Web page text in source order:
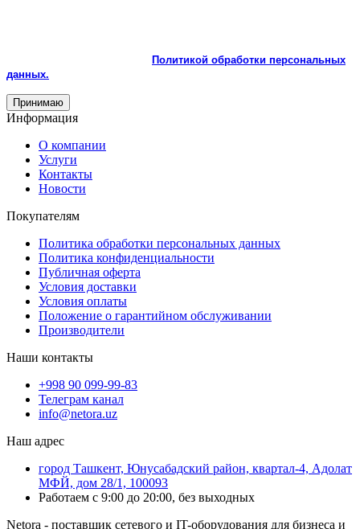
Политикой обработки персональных
данных.
Принимаю
Информация
О компании
Услуги
Контакты
Новости
Покупателям
Политика обработки персональных данных
Политика конфиденциальности
Публичная оферта
Условия доставки
Условия оплаты
Положение о гарантийном обслуживании
Производители
Наши контакты
+998 90 099-99-83
Телеграм канал
info@netora.uz
Наш адрес
город Ташкент, Юнусабадский район, квартал-4, Адолат
МФЙ, дом 28/1, 100093
Работаем с 9:00 до 20:00, без выходных
Netora - поставщик сетевого и IT-оборудования для бизнеса и